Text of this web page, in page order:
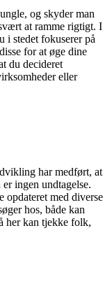
og skyder man
at ramme rigtigt. I
i stedet fokuserer på
for at øge dine
du decideret
eller
har medført, at
ingen undtagelse.
med diverse
hos, både kan
her kan tjekke folk,